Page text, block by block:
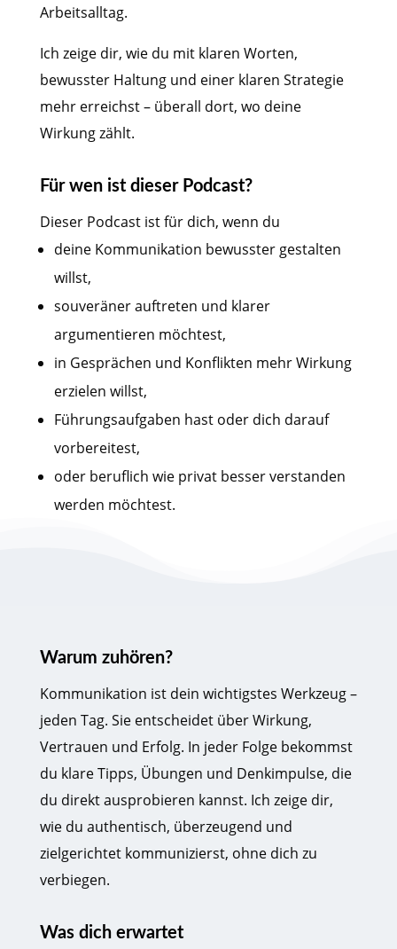
Arbeitsalltag.
Ich zeige dir, wie du mit klaren Worten,
bewusster Haltung und einer klaren Strategie
mehr erreichst – überall dort, wo deine
Wirkung zählt.
Für wen ist dieser Podcast?
Dieser Podcast ist für dich, wenn du
deine Kommunikation bewusster gestalten
willst,
souveräner auftreten und klarer
argumentieren möchtest,
in Gesprächen und Konflikten mehr Wirkung
erzielen willst,
Führungsaufgaben hast oder dich darauf
vorbereitest,
oder beruflich wie privat besser verstanden
werden möchtest.
Warum zuhören?
Kommunikation ist dein wichtigstes Werkzeug –
jeden Tag. Sie entscheidet über Wirkung,
Vertrauen und Erfolg. In jeder Folge bekommst
du klare Tipps, Übungen und Denkimpulse, die
du direkt ausprobieren kannst. Ich zeige dir,
wie du authentisch, überzeugend und
zielgerichtet kommunizierst, ohne dich zu
verbiegen.
Was dich erwartet